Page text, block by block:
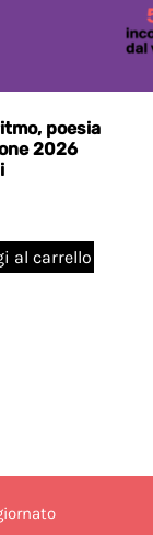
poesia
2026
al carrello